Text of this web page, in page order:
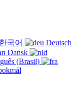
국어
Deutsch
Dansk
(Brasil)